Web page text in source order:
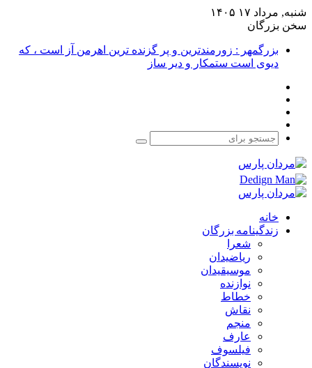
شنبه, مرداد ۱۷ ۱۴۰۵
سخن بزرگان
بزرگمهر : زورمندترین و پر گزنده ترین اهرمن آز است ، که
دیوی است ستمکار و دیر ساز
جستجو
خانه
زندگینامه بزرگان
شعرا
ریاضیدان
موسیقیدان
نوازنده
خطاط
نقاش
منجم
عارف
فیلسوف
نویسندگان